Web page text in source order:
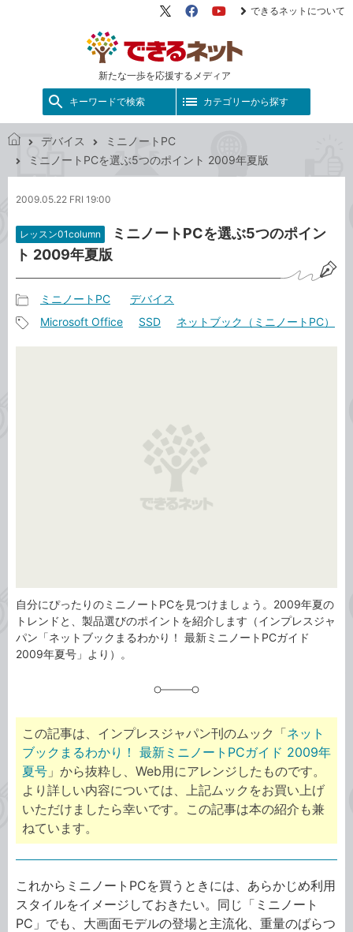
新たな一歩を応援するメディア
X（旧
FacebookYouTube
できるネットについて
キーワードで検索 カテゴリーから探す
ネ
ト
デバイス
ミニノートPC
ミニノートPCを選ぶ5つのポイント 2009年夏版
2009.05.22 FRI 19:00
レッスン01column
ミニノートPCを選ぶ5つのポイン
ト 2009年夏版
事
カ
ミニノートPC デバイス
Microsoft Office SSD ネットブック（ミニノートPC）
自分にぴったりのミニノートPCを見つけましょう。2009年夏の
トレンドと、製品選びのポイントを紹介します（インプレスジャ
パン「ネットブックまるわかり！ 最新ミニノートPCガイド
2009年夏号」より）。
この記事は、インプレスジャパン刊のムック「ネット
ブックまるわかり！ 最新ミニノートPCガイド 2009年
夏号 」から抜粋し、Web用にアレンジしたものです。
より詳しい内容については、上記ムックをお買い上げ
いただけましたら幸いです。この記事は本の紹介も兼
ねています。
これからミニノートPCを買うときには、あらかじめ利用
スタイルをイメージしておきたい。同じ「ミニノート
PC」でも、大画面モデルの登場と主流化、重量のばらつ